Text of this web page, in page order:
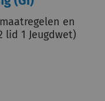
en
1 Jeugdwet)